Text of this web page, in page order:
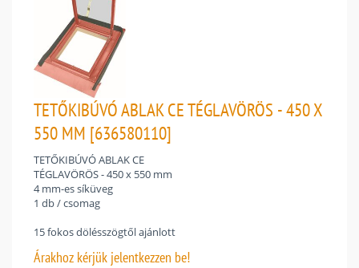
TETŐKIBÚVÓ ABLAK CE TÉGLAVÖRÖS - 450 X
550 MM [636580110]
TETŐKIBÚVÓ ABLAK CE
TÉGLAVÖRÖS - 450 x 550 mm
4 mm-es síküveg
1 db / csomag
15 fokos dölésszögtől ajánlott
Árakhoz kérjük jelentkezzen be!